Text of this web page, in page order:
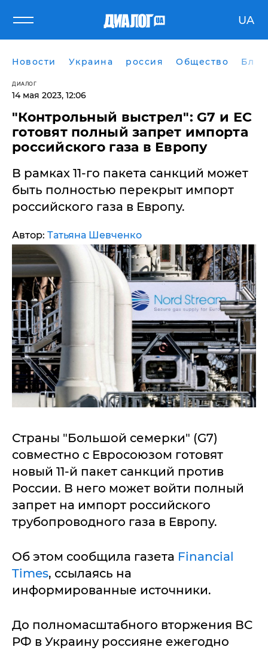
UA
Новости Украина россия Общество
ДИАЛОГ
14 мая 2023, 12:06
​"Контрольный выстрел": G7 и ЕС
готовят полный запрет импорта
российского газа в Европу
В рамках 11-го пакета санкций может
быть полностью перекрыт импорт
российского газа в Европу.
Автор: Татьяна Шевченко
Страны "Большой семерки" (G7)
совместно с Евросоюзом готовят
новый 11-й пакет санкций против
России. В него может войти полный
запрет на импорт российского
трубопроводного газа в Европу.
Об этом сообщила газета Financial
Times, ссылаясь на
информированные источники.
До полномасштабного вторжения ВС
РФ в Украину россияне ежегодно